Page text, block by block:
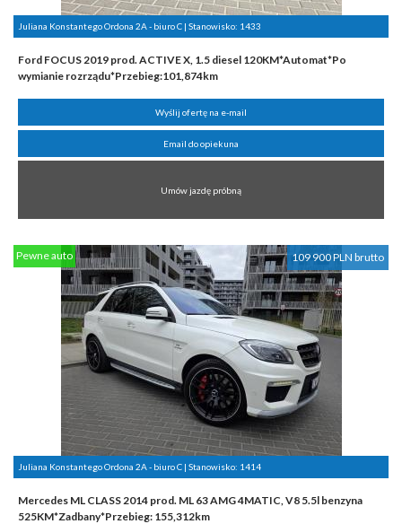
Juliana Konstantego Ordona 2A - biuro C | Stanowisko: 1433
Ford FOCUS 2019 prod. ACTIVE X, 1.5 diesel 120KM*Automat*Po
wymianie rozrządu*Przebieg:101,874km
Wyślij ofertę na e-mail
Email do opiekuna
Umów jazdę próbną
109 900 PLN brutto
Pewne auto
Juliana Konstantego Ordona 2A - biuro C | Stanowisko: 1414
Mercedes ML CLASS 2014 prod. ML 63 AMG 4MATIC, V8 5.5l benzyna
525KM*Zadbany*Przebieg: 155,312km